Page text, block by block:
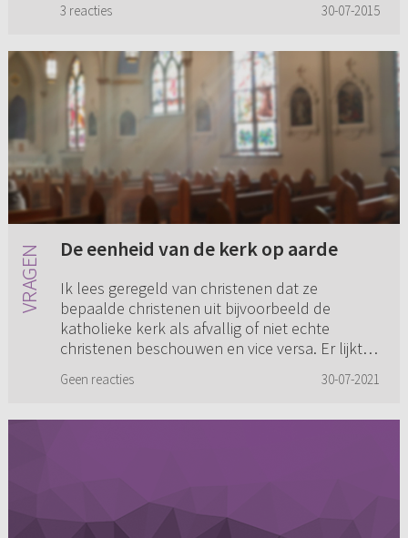
3 reacties 30-07-2015
De eenheid van de kerk op aarde
Ik lees geregeld van christenen dat ze
bepaalde christenen uit bijvoorbeeld de
katholieke kerk als afvallig of niet echte
christenen beschouwen en vice versa. Er lijkt
Geen reacties 30-07-2021